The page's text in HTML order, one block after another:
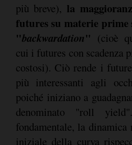
più breve), la
futures su materie prime
"backwardation" (cioè
cui i futures con scadenza
costosi). Ciò rende i
più interessanti agli
poiché iniziano a
denominato "roll
fondamentale, la
iniziale della curva